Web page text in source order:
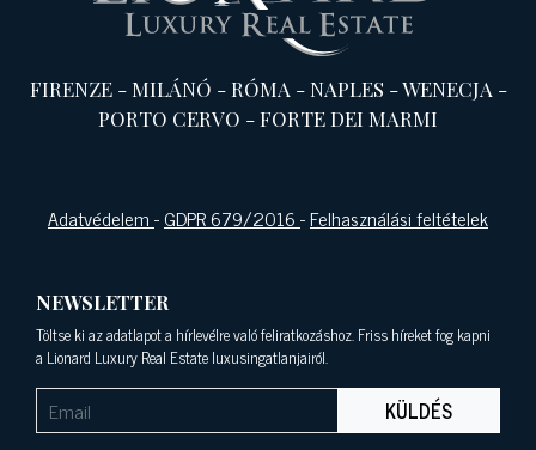
FIRENZE-MILÁNÓ -RÓMA -NAPLES -WENECJA -
PORTO CERVO -FORTE DEI MARMI
Adatvédelem-GDPR 679/2016-Felhasználási feltételek
NEWSLETTER
Töltse ki az adatlapot a hírlevélre való feliratkozáshoz. Friss híreket fog kapni
a Lionard Luxury Real Estate luxusingatlanjairól.
KÜLDÉS